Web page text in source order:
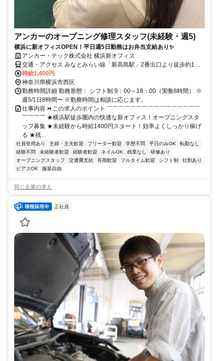
アンカーのオープニング修理スタッフ(未経験・週5)
横浜に新オフィスOPEN！平日週5日勤務はお弁当支給あり✨
アンカー・テック株式会社 横浜新オフィス
交通・アクセス みなとみらい線「新高島駅」2番出口より徒歩約1分/
JR・東急東横線・京急線・相鉄線・横浜市営地下鉄・みなとみらい
線「横浜駅」東口より徒歩約10分
時給1,400円
神奈川県横浜市西区
勤務時間詳細 勤務形態： シフト制 9：00～18：00（実働8時間） ※
週5/1日8時間〜 ※勤務時間は相談に応じます。
仕事内容 ⏩この求人のポイント ￣￣￣￣￣￣￣￣￣￣￣￣￣￣￣￣
￣￣￣￣ ★横浜駅徒歩圏内の快適な新オフィス！オープニングスタ
ッフ募集 ★未経験から時給1400円スタート！効率よくしっかり稼げ
る ★残...
社員登用あり 主婦・主夫歓迎 フリーター歓迎 学歴不問 平日のみOK
転勤なし
経験不問
未経験者歓迎 経験者歓迎 ネイルOK 残業なし
研修あり
オープニングスタッフ
交通費支給 長期歓迎 フルタイム歓迎 シフト制
社割あり
ピアスOK
服装自由
同じ企業の求人
正社員